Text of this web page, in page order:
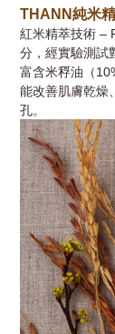
THANN純米
紅米精萃技術 –
分，經實驗測試
富含米稃油（
能改善肌膚乾燥
孔。